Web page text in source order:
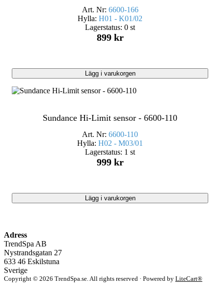
Art. Nr: 6600-166
Hylla: H01 - K01/02
Lagerstatus: 0 st
899 kr
Lägg i varukorgen
Sundance Hi-Limit sensor - 6600-110
Art. Nr: 6600-110
Hylla: H02 - M03/01
Lagerstatus: 1 st
999 kr
Lägg i varukorgen
Adress
TrendSpa AB
Nystrandsgatan 27
633 46 Eskilstuna
Sverige
Copyright © 2026 TrendSpa.se. All rights reserved · Powered by LiteCart®